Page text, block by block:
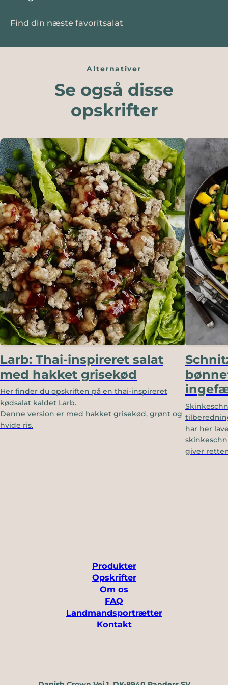
Find din næste favoritsalat
Alternativer
Se også disse
opskrifter
Larb: Thai-inspireret salat
med hakket grisekød
Her finder du opskriften på en thai-inspireret
kødsalat kaldet Larb.
Denne version er med hakket grisekød, grønt og
hvide ris.
har her
giver
Produkter
Opskrifter
Om os
FAQ
Landmandsportrætter
Kontakt